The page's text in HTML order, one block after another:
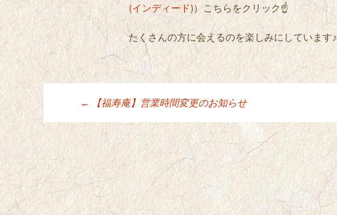
(インディード)）こちらをクリック☝
たくさんの方に会えるのを楽しみにしています♪
投稿ナビゲーション
← 【福寿庵】営業時間変更のお知らせ